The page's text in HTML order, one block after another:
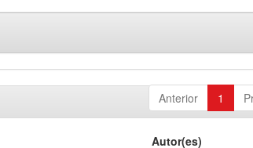
Anterior 1
Autor(es)